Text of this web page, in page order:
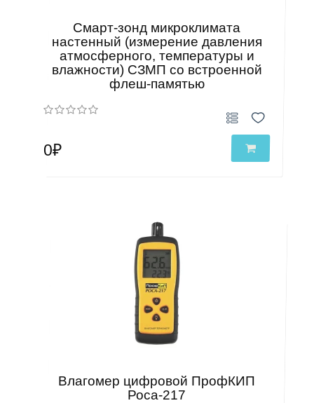
Смарт-зонд микроклимата
настенный (измерение давления
атмосферного, температуры и
влажности) СЗМП со встроенной
флеш-памятью
0₽
Влагомер цифровой ПрофКИП
Роса-217